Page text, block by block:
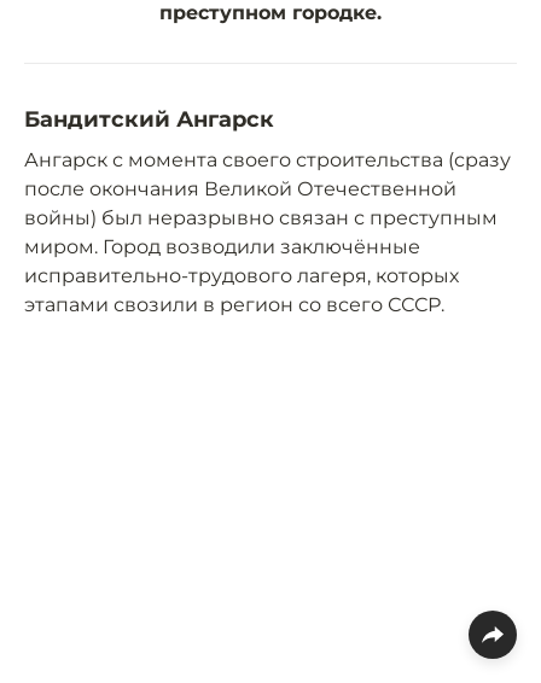
преступном городке.
Бандитский Ангарск
Ангарск с момента своего строительства (сразу
после окончания Великой Отечественной
войны) был неразрывно связан с преступным
миром. Город возводили заключённые
исправительно-трудового лагеря, которых
этапами свозили в регион со всего СССР.